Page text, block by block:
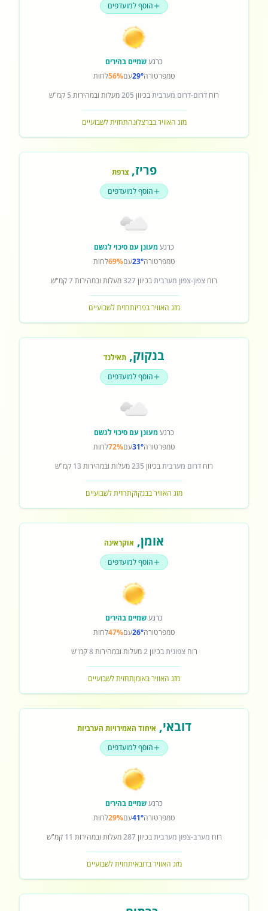
הוסף למועדפים
כרגעשמיים בהירים
טמפרטורה29°עם56%לחות
רוח דרום-דרום מערביתבכיוון 205מעלות ובמהירות 5 קמ"ש
מזג האוויר בברצלונהתחזית לשבועיים
פריז,צרפת
הוסף למועדפים
כרגעמעונן עם סיכוי לגשם
טמפרטורה23°עם69%לחות
רוח צפון-צפון מערביתבכיוון327מעלות ובמהירות7קמ"ש
מזג האוויר בפריזתחזית לשבועיים
בנקוק, תאילנד
הוסף למועדפים
כרגעמעונן עם סיכוי לגשם
טמפרטורה31°עם72%לחות
רוח דרום מערביתבכיוון 235מעלות ובמהירות 13 קמ"ש
מזג האוויר בבנקוקתחזית לשבועיים
אומן, אוקראינה
הוסף למועדפים
כרגעשמיים בהירים
טמפרטורה26°עם47%לחות
רוחצפוניתבכיוון2מעלות ובמהירות8קמ"ש
מזג האוויר באומןתחזית לשבועיים
דובאי, איחוד האמירויות הערביות
הוסף למועדפים
כרגעשמיים בהירים
טמפרטורה41°עם29%לחות
רוח מערב-צפון מערביתבכיוון287מעלות ובמהירות 11 קמ"ש
מזג האוויר בדובאיתחזית לשבועיים